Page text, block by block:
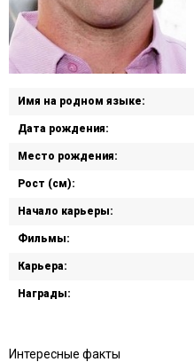
Имя на родном языке:
Дата рождения:
Место рождения:
Рост (см):
Начало карьеры:
Фильмы:
Карьера:
Награды:
Интересные факты